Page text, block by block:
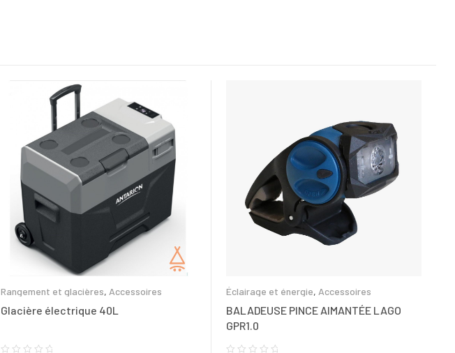
Rangement et glacières, Accessoires
Glacière électrique 40L
Éclairage et énergie, Accessoires
BALADEUSE PINCE AIMANTÉE LAGO
GPR1.0